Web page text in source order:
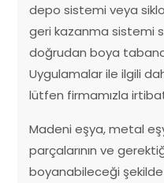
depo sistemi veya
geri kazanma sistemi
doğrudan boya
Uygulamalar ile ilgili
lütfen firmamızla
Madeni eşya, metal
parçalarının ve
boyanabileceği şekilde